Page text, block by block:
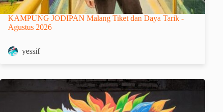
KAMPUNG JODIPAN Malang Tiket dan Daya Tarik -
Agustus 2026
yessif